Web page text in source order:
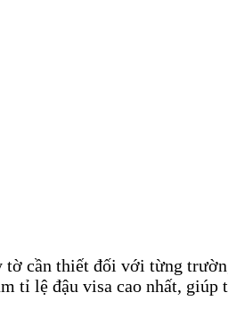
cần thiết đối với từng
tỉ lệ đậu visa cao nhất,